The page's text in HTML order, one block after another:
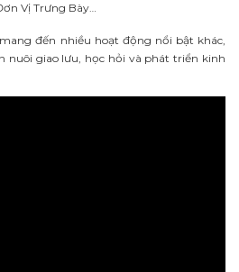
Vị Trưng Bày…
đến nhiều hoạt động nổi bật khác,
nuôi giao lưu, học hỏi và phát triển kinh